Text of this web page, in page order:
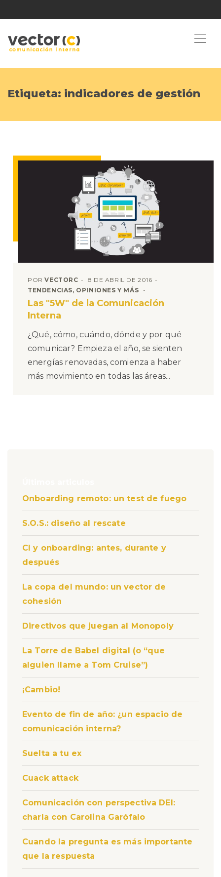
Etiqueta: indicadores de gestión
PORVECTORC
8 DE ABRIL DE 2016
TENDENCIAS, OPINIONES Y MÁS
Las "5W" de la Comunicación
Interna
¿Qué, cómo, cuándo, dónde y por qué
comunicar? Empieza el año, se sienten
energías renovadas, comienza a haber
más movimiento en todas las áreas...
Onboarding remoto: un test de fuego
S.O.S.: diseño al rescate
CI y onboarding: antes, durante y
después
La copa del mundo: un vector de
cohesión
Directivos que juegan al Monopoly
La Torre de Babel digital (o “que
alguien llame a Tom Cruise”)
¡Cambio!
Evento de fin de año: ¿un espacio de
comunicación interna?
Suelta a tu ex
Cuack attack
Comunicación con perspectiva DEI:
charla con Carolina Garófalo
Cuando la pregunta es más importante
que la respuesta